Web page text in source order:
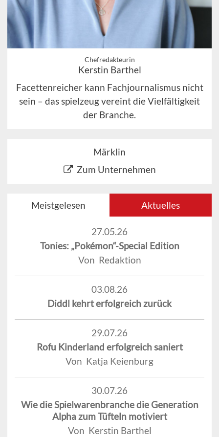
Chefredakteurin
Kerstin Barthel
Facettenreicher kann Fachjournalismus nicht
sein – das spielzeug vereint die Vielfältigkeit
der Branche.
Märklin
Zum Unternehmen
Meistgelesen Aktuelles
27.05.26
Tonies: „Pokémon“-Special Edition
Von Redaktion
03.08.26
Diddl kehrt erfolgreich zurück
29.07.26
Rofu Kinderland erfolgreich saniert
Von Katja Keienburg
30.07.26
Wie die Spielwarenbranche die Generation
Alpha zum Tüfteln motiviert
Von Kerstin Barthel